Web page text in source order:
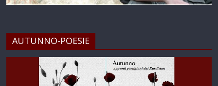
AUTUNNO-POESIE